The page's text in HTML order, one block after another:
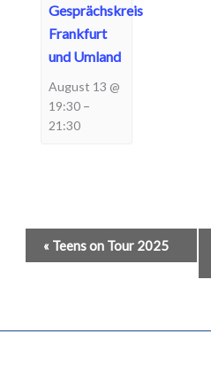
Gesprächskreis
Frankfurt
und Umland
August 13 @
19:30 –
21:30
Veranstaltung-
Navigation
« Teens on Tour 2025